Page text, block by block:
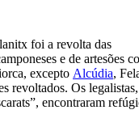
foi a revolta das
e de artesões
excepto Alcúdia,
revoltados. Os legalistas,
”, encontraram